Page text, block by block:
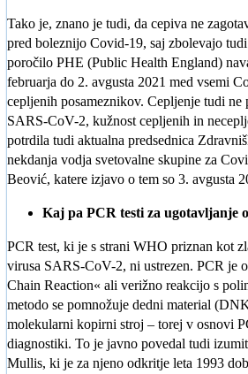
Tako je, znano je tudi, da cepiva ne
pred boleznijo Covid-19, saj zbolevajo
poročilo PHE (Public Health England)
februarja do 2. avgusta 2021 med vsemi
cepljenih posameznikov. Cepljenje tudi ne
SARS-CoV-2, kužnost cepljenih in
potrdila tudi aktualna predsednica
nekdanja vodja svetovalne skupine za
Beović, katere izjavo o tem so 3. avgusta
Kaj pa PCR testi za ugotavljanje
PCR test, ki je s strani WHO priznan kot
virusa SARS-CoV-2, ni ustrezen. PCR je
Chain Reaction« ali verižno reakcijo s
metodo se pomnožuje dedni material
molekularni kopirni stroj – torej v osnovi
diagnostiki. To je javno povedal tudi
Mullis, ki je za njeno odkritje leta 1993